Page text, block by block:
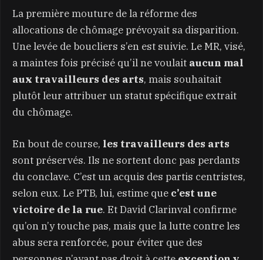
La première mouture de la réforme des
allocations de chômage prévoyait sa disparition.
Une levée de boucliers s’en est suivie. Le MR, visé,
a maintes fois précisé qu’il ne voulait aucun mal
aux travailleurs des arts, mais souhaitait
plutôt leur attribuer un statut spécifique extrait
du chômage.
En bout de course, les travailleurs des arts
sont préservés. Ils ne sortent donc pas perdants
du conclave. C’est un acquis des partis centristes,
selon eux. Le PTB, lui, estime que c’est une
victoire de la rue. Et David Clarinval confirme
qu’on n’y touche pas, mais que la lutte contre les
abus sera renforcée, pour éviter que des